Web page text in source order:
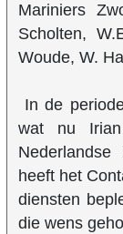
Mariniers
Scholten,
Woude, W.
In de
wat nu
heeft het
diensten
die wens